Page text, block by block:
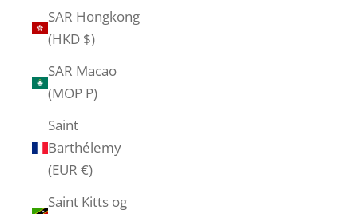
SAR Hongkong
(HKD $)
SAR Macao
(MOP P)
Saint
Barthélemy
(EUR €)
Saint Kitts og